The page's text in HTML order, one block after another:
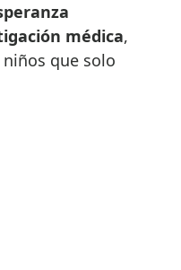
médica,
que solo